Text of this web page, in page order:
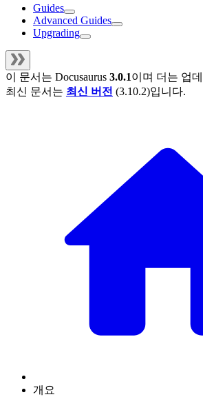
Guides
Advanced Guides
Upgrading
이 문서는 Docusaurus 3.0.1이며 더는 업
최신 문서는 최신 버전 (3.10.2)입니다.
개요